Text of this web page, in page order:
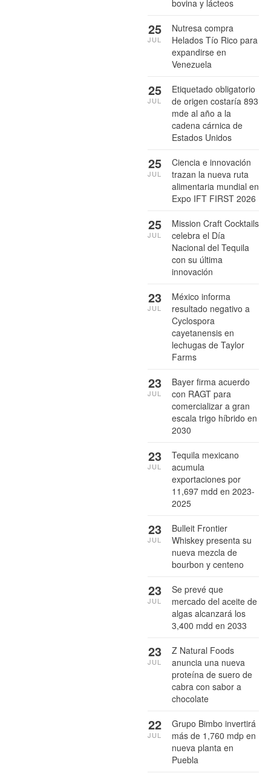
bovina y lácteos
Nutresa compra
Helados Tío Rico para
expandirse en
Venezuela
25
JUL
Etiquetado obligatorio
de origen costaría 893
mde al año a la
cadena cárnica de
Estados Unidos
25
JUL
Ciencia e innovación
trazan la nueva ruta
alimentaria mundial en
Expo IFT FIRST 2026
25
JUL
Mission Craft Cocktails
celebra el Día
Nacional del Tequila
con su última
innovación
25
JUL
México informa
resultado negativo a
Cyclospora
cayetanensis en
lechugas de Taylor
Farms
23
JUL
Bayer firma acuerdo
con RAGT para
comercializar a gran
escala trigo híbrido en
2030
23
JUL
Tequila mexicano
acumula
exportaciones por
11,697 mdd en 2023-
2025
23
JUL
Bulleit Frontier
Whiskey presenta su
nueva mezcla de
bourbon y centeno
23
JUL
Se prevé que
mercado del aceite de
algas alcanzará los
3,400 mdd en 2033
23
JUL
Z Natural Foods
anuncia una nueva
proteína de suero de
cabra con sabor a
chocolate
23
JUL
Grupo Bimbo invertirá
más de 1,760 mdp en
nueva planta en
Puebla
22
JUL